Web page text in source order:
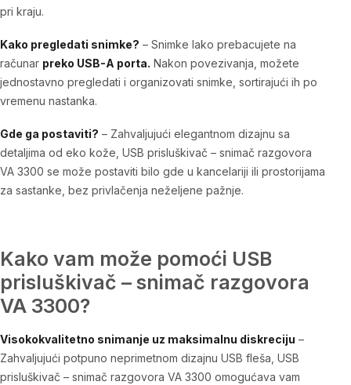
pri kraju.
Kako pregledati snimke? – Snimke lako prebacujete na
računar preko USB-A porta. Nakon povezivanja, možete
jednostavno pregledati i organizovati snimke, sortirajući ih po
vremenu nastanka.
Gde ga postaviti? – Zahvaljujući elegantnom dizajnu sa
detaljima od eko kože, USB prisluškivač – snimač razgovora
VA 3300 se može postaviti bilo gde u kancelariji ili prostorijama
za sastanke, bez privlačenja neželjene pažnje.
Kako vam može pomoći USB
prisluškivač – snimač razgovora
VA 3300?
Visokokvalitetno snimanje uz maksimalnu diskreciju –
Zahvaljujući potpuno neprimetnom dizajnu USB fleša, USB
prisluškivač – snimač razgovora VA 3300 omogućava vam